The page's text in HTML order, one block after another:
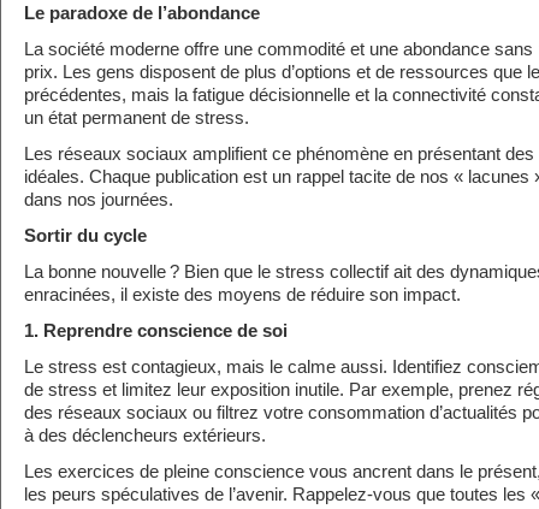
Le paradoxe de l’abondance
La société moderne offre une commodité et une abondance
prix. Les gens disposent de plus d’options et de ressources que
précédentes, mais la fatigue décisionnelle et la connectivité
un état permanent de stress.
Les réseaux sociaux amplifient ce phénomène en présentant
idéales. Chaque publication est un rappel tacite de nos « lacunes
dans nos journées.
Sortir du cycle
La bonne nouvelle ? Bien que le stress collectif ait des
enracinées, il existe des moyens de réduire son impact.
1. Reprendre conscience de soi
Le stress est contagieux, mais le calme aussi. Identifiez
de stress et limitez leur exposition inutile. Par exemple, prenez
des réseaux sociaux ou filtrez votre consommation d’actualités
à des déclencheurs extérieurs.
Les exercices de pleine conscience vous ancrent dans le
les peurs spéculatives de l’avenir. Rappelez-vous que toutes les